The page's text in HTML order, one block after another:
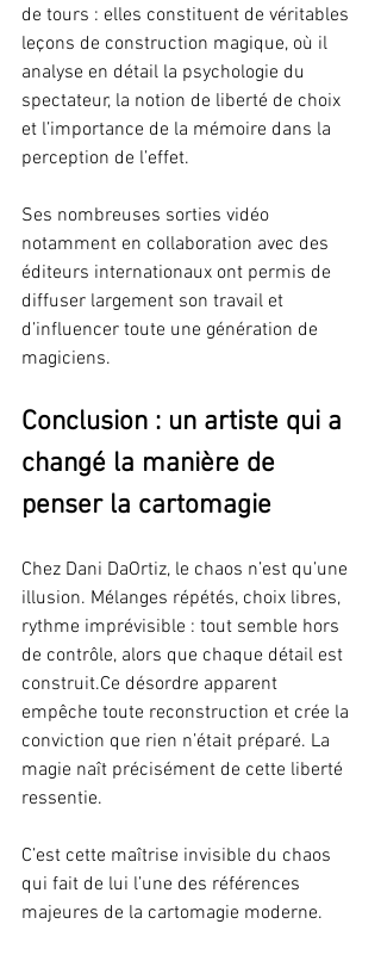
de tours : elles constituent de véritables
leçons de construction magique, où il
analyse en détail la psychologie du
spectateur, la notion de liberté de choix
et l’importance de la mémoire dans la
perception de l’effet.
Ses nombreuses sorties vidéo
notamment en collaboration avec des
éditeurs internationaux ont permis de
diffuser largement son travail et
d’influencer toute une génération de
magiciens.
Conclusion : un artiste qui a
changé la manière de
penser la cartomagie
Chez Dani DaOrtiz, le chaos n’est qu’une
illusion. Mélanges répétés, choix libres,
rythme imprévisible : tout semble hors
de contrôle, alors que chaque détail est
construit.Ce désordre apparent
empêche toute reconstruction et crée la
conviction que rien n’était préparé. La
magie naît précisément de cette liberté
ressentie.
C’est cette maîtrise invisible du chaos
qui fait de lui l’une des références
majeures de la cartomagie moderne.